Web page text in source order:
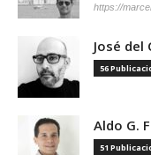
https://
José del
56
Aldo G.
51